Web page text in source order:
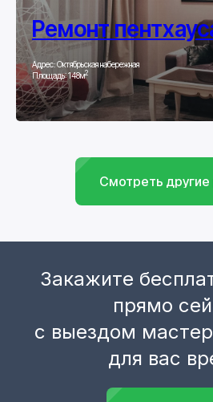
Ремонт
Адрес: Октябрьская набережная
Площадь: 148м2
Смотреть
Закажите
прямо
с выездом
для вас